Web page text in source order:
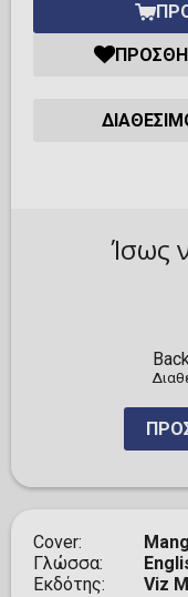
Ίσως
Cover
Γλώσσα
Εκδότης
Viz